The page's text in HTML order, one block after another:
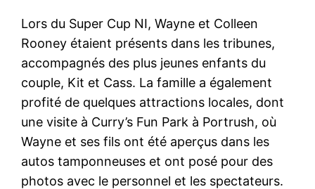
Lors du Super Cup NI, Wayne et Colleen
Rooney étaient présents dans les tribunes,
accompagnés des plus jeunes enfants du
couple, Kit et Cass. La famille a également
profité de quelques attractions locales, dont
une visite à Curry’s Fun Park à Portrush, où
Wayne et ses fils ont été aperçus dans les
autos tamponneuses et ont posé pour des
photos avec le personnel et les spectateurs.